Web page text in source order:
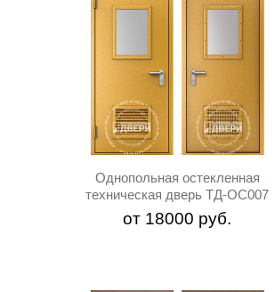
Однопольная остекленная
техническая дверь ТД-ОС007
от 18000 руб.